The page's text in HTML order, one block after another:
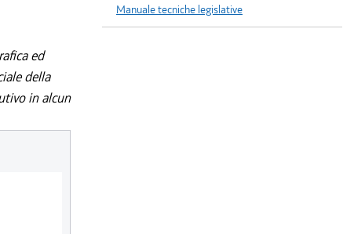
ed
della
in alcun
Manuale tecniche legislative